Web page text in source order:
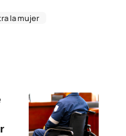
la mujer